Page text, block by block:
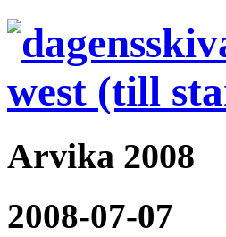
Arvika 2008
2008-07-07